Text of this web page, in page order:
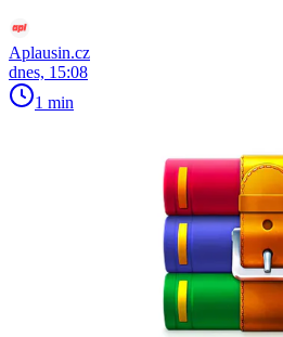
Aplausin.cz
dnes, 15:08
1 min